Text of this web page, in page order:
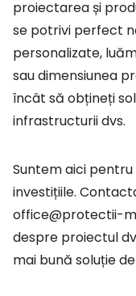
proiectarea și
se potrivi perfect
personalizate,
sau dimensiunea
încât să obțineți
infrastructurii dvs.
Suntem aici
investițiile.
office@protectii-
despre proiectul
mai bună soluție